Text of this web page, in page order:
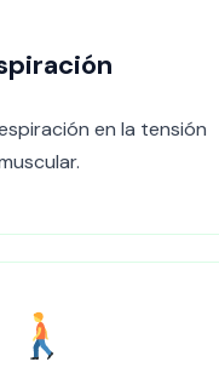
en la tensión